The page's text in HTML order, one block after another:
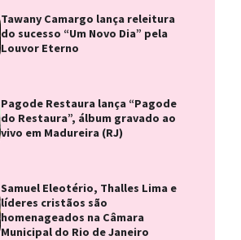
Tawany Camargo lança releitura
do sucesso “Um Novo Dia” pela
Louvor Eterno
Pagode Restaura lança “Pagode
do Restaura”, álbum gravado ao
vivo em Madureira (RJ)
Samuel Eleotério, Thalles Lima e
líderes cristãos são
homenageados na Câmara
Municipal do Rio de Janeiro